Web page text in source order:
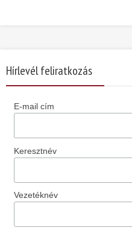
Hírlevél feliratkozás
E-mail cím
Keresztnév
Vezetéknév